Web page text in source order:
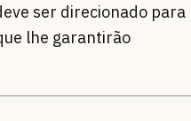
ser direcionado para
lhe garantirão